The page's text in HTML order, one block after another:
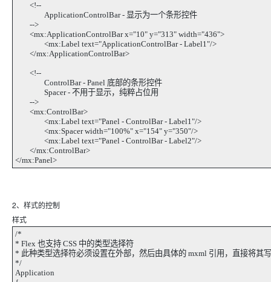
<!--
ApplicationControlBar - 显示为一个条形控件
-->
<mx:ApplicationControlBar x="10" y="313" width="436">
<mx:Label text="ApplicationControlBar - Label1"/>
</mx:ApplicationControlBar>
<!--
ControlBar - Panel 底部的条形控件
Spacer - 不用于显示，纯粹占位用
-->
<mx:ControlBar>
<mx:Label text="Panel - ControlBar - Label1"/>
<mx:Spacer width="100%" x="154" y="350"/>
<mx:Label text="Panel - ControlBar - Label2"/>
</mx:ControlBar>
</mx:Panel>
2、样式的控制
样式
/*
* Flex 也支持 CSS 中的类型选择符
* 此种类型选择符必须设置在外部，然后由具体的 mxml 引用，直接将其
*/
Application